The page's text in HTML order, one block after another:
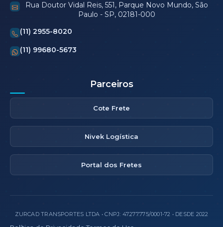
Rua Doutor Vidal Reis, 551, Parque Novo Mundo, São
Paulo - SP, 02181-000
(11) 2955-8020
(11) 99680-5673
Parceiros
Cote Frete
Nivek Logística
Portal dos Fretes
ZURCAD TRANSPORTES LTDA • CNPJ: 47.277.775/0001-72 • DESDE 2022